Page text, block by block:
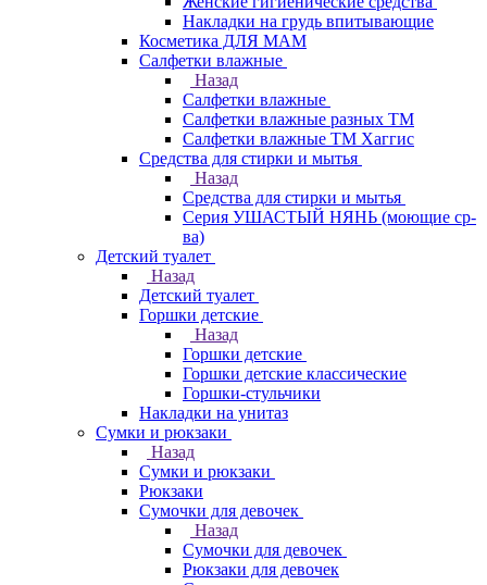
Накладки на грудь впитывающие
Косметика ДЛЯ МАМ
Салфетки влажные
Назад
Салфетки влажные
Салфетки влажные разных ТМ
Салфетки влажные ТМ Хаггис
Средства для стирки и мытья
Назад
Средства для стирки и мытья
Серия УШАСТЫЙ НЯНЬ (моющие ср-
ва)
Детский туалет
Назад
Детский туалет
Горшки детские
Назад
Горшки детские
Горшки детские классические
Горшки-стульчики
Накладки на унитаз
Сумки и рюкзаки
Назад
Сумки и рюкзаки
Рюкзаки
Сумочки для девочек
Назад
Сумочки для девочек
Рюкзаки для девочек